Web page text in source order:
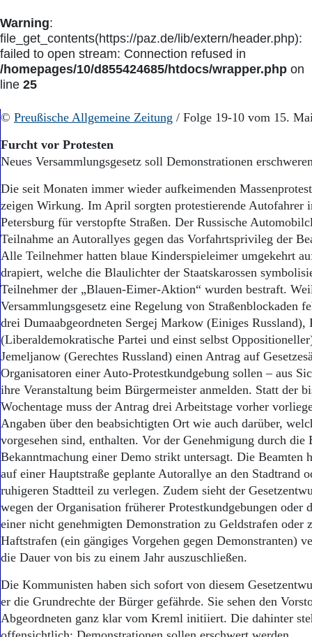
Warning:
file_get_contents(https://paz.de/lib/extern/header.php):
failed to open stream: Connection refused in
/homepages/10/d855424685/htdocs/wrapper.php on
line 25
© Preußische Allgemeine Zeitung / Folge 19-10 vom 15.
Furcht vor Protesten
Neues Versammlungsgesetz soll Demonstrationen
Die seit Monaten immer wieder aufkeimenden
zeigen Wirkung. Im April sorgten protestierende Autofahrer
Petersburg für verstopfte Straßen. Der Russische
Teilnahme an Autorallyes gegen das Vorfahrtsprivileg der
Alle Teilnehmer hatten blaue Kinderspieleimer umgekehrt
drapiert, welche die Blaulichter der Staatskarossen
Teilnehmer der „Blauen-Eimer-Aktion“ wurden bestraft.
Versammlungsgesetz eine Regelung von Straßenblockaden
drei Dumaabgeordneten Sergej Markow (Einiges Russland),
(Liberaldemokratische Partei und einst selbst
Jemeljanow (Gerechtes Russland) einen Antrag auf
Organisatoren einer Auto-Protestkundgebung sollen – aus
ihre Veranstaltung beim Bürgermeister anmelden. Statt der
Wochentage muss der Antrag drei Arbeitstage vorher
Angaben über den beabsichtigten Ort wie auch darüber,
vorgesehen sind, enthalten. Vor der Genehmigung durch die
Bekanntmachung einer Demo strikt untersagt. Die Beamten
auf einer Hauptstraße geplante Autorallye an den Stadtrand
ruhigeren Stadtteil zu verlegen. Zudem sieht der
wegen der Organisation früherer Protestkundgebungen oder
einer nicht genehmigten Demonstration zu Geldstrafen oder
Haftstrafen (ein gängiges Vorgehen gegen Demonstranten)
die Dauer von bis zu einem Jahr auszuschließen.
Die Kommunisten haben sich sofort von diesem
er die Grundrechte der Bürger gefährde. Sie sehen den
Abgeordneten ganz klar vom Kreml initiiert. Die dahinter